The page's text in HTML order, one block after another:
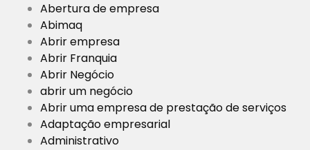
Abertura de empresa
Abimaq
Abrir empresa
Abrir Franquia
Abrir Negócio
abrir um negócio
Abrir uma empresa de prestação de serviços
Adaptação empresarial
Administrativo